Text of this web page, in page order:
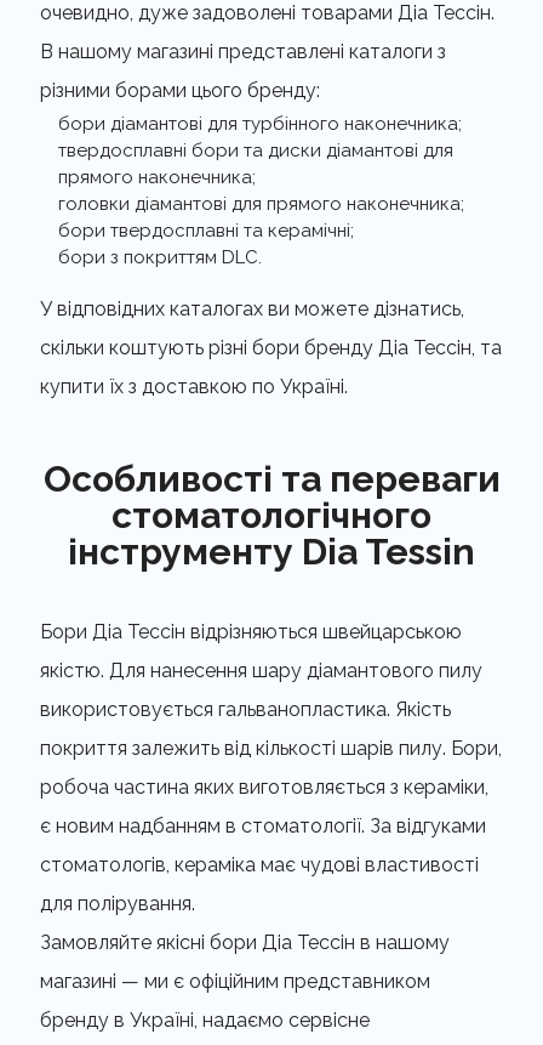
очевидно, дуже задоволені товарами Діа Тессін.
В нашому магазині представлені каталоги з
різними борами цього бренду:
бори діамантові для турбінного наконечника;
твердосплавні бори та диски діамантові для
прямого наконечника;
головки діамантові для прямого наконечника;
бори твердосплавні та керамічні;
бори з покриттям DLC.
У відповідних каталогах ви можете дізнатись,
скільки коштують різні бори бренду Діа Тессін, та
купити їх з доставкою по Україні.
Особливості та переваги
стоматологічного
інструменту Dia Tessin
Бори Діа Тессін відрізняються швейцарською
якістю. Для нанесення шару діамантового пилу
використовується гальванопластика. Якість
покриття залежить від кількості шарів пилу. Бори,
робоча частина яких виготовляється з кераміки,
є новим надбанням в стоматології. За відгуками
стоматологів, кераміка має чудові властивості
для полірування.
Замовляйте якісні бори Діа Тессін в нашому
магазині — ми є офіційним представником
бренду в Україні, надаємо сервісне